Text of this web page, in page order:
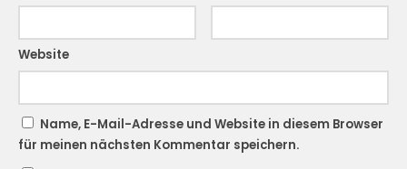
Website
Name, E-Mail-Adresse und Website in diesem Browser
für meinen nächsten Kommentar speichern.